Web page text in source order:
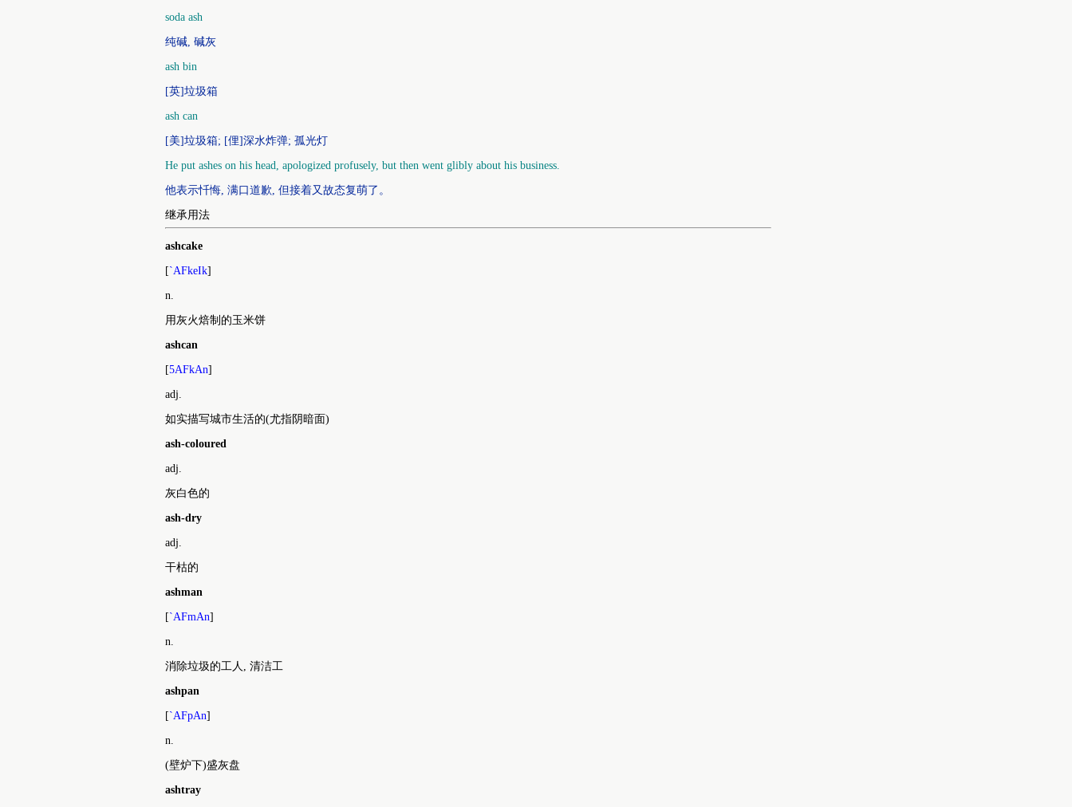
soda ash
纯碱, 碱灰
ash bin
[英]垃圾箱
ash can
[美]垃圾箱; [俚]深水炸弹; 孤光灯
He put ashes on his head, apologized profusely, but then went glibly about his business.
他表示忏悔, 满口道歉, 但接着又故态复萌了。
继承用法
ashcake
[`AFkeIk]
n.
用灰火焙制的玉米饼
ashcan
[5AFkAn]
adj.
如实描写城市生活的(尤指阴暗面)
ash-coloured
adj.
灰白色的
ash-dry
adj.
干枯的
ashman
[`AFmAn]
n.
消除垃圾的工人, 清洁工
ashpan
[`AFpAn]
n.
(壁炉下)盛灰盘
ashtray